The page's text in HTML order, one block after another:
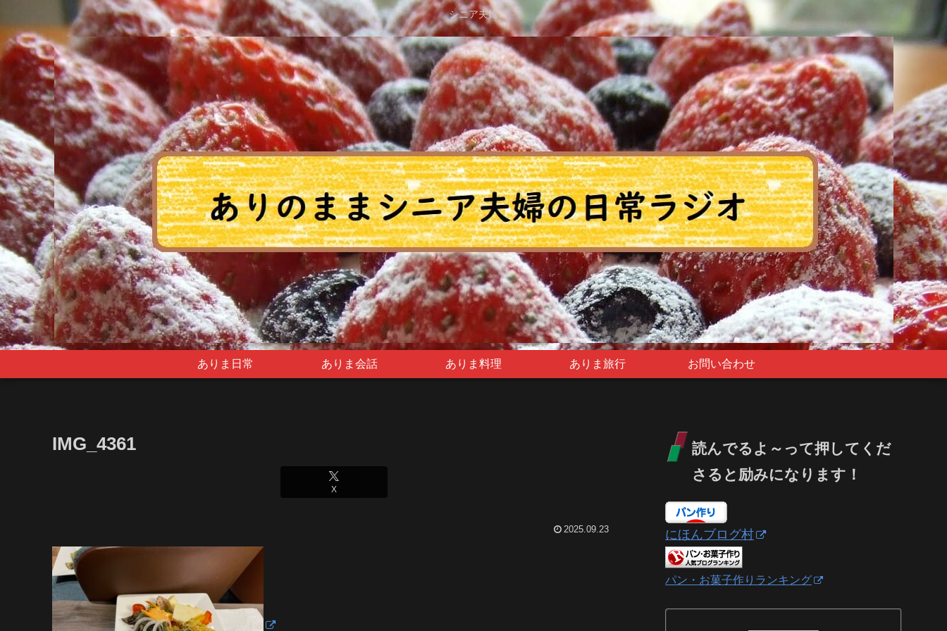
シニア夫婦
ありま日常 ありま会話 ありま料理 ありま旅行 お問い合わせ
IMG_4361
X
2025.09.23
読んでるよ～って押してくだ
さると励みになります！
にほんブログ村
パン・お菓子作りランキング